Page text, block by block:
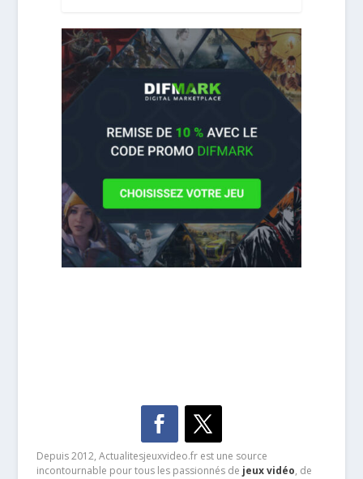
Depuis 2012, Actualitesjeuxvideo.fr est une source
incontournable pour tous les passionnés de jeux vidéo, de